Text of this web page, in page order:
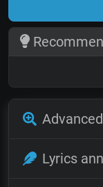
Lyrics